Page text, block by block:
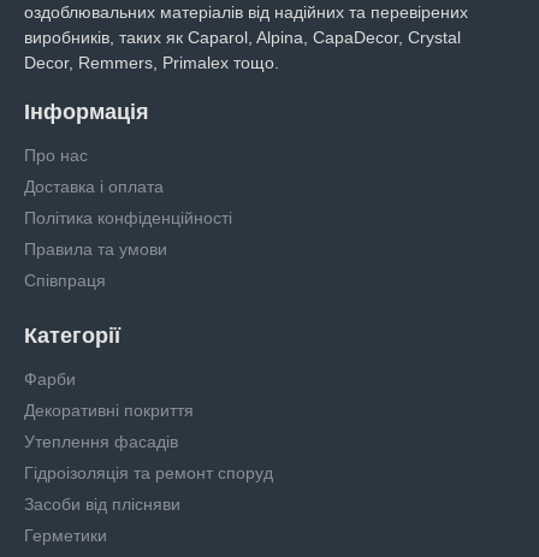
оздоблювальних матеріалів від надійних та перевірених
виробників, таких як Caparol, Alpina, CapaDecor, Crystal
Decor, Remmers, Primalex тощо.
Інформація
Про нас
Доставка і оплата
Політика конфіденційності
Правила та умови
Співпраця
Категорії
Фарби
Декоративні покриття
Утеплення фасадів
Гідроізоляція та ремонт споруд
Засоби від плісняви
Герметики